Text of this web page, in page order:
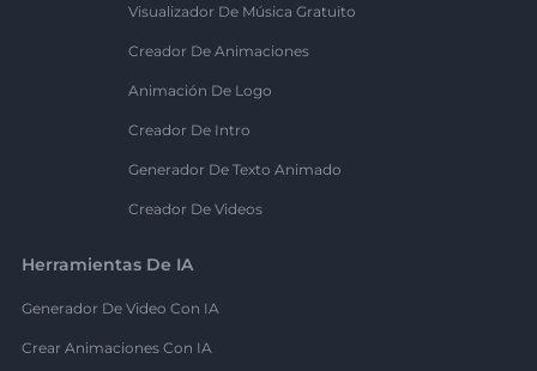
Visualizador De Música Gratuito
Creador De Animaciones
Animación De Logo
Creador De Intro
Generador De Texto Animado
Creador De Videos
Herramientas De IA
Generador De Video Con IA
Crear Animaciones Con IA